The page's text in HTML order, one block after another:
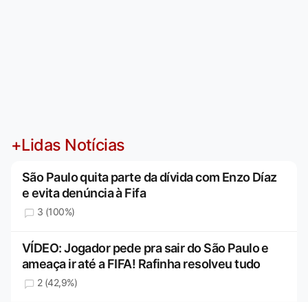
+Lidas Notícias
São Paulo quita parte da dívida com Enzo Díaz
e evita denúncia à Fifa
3 (100%)
VÍDEO: Jogador pede pra sair do São Paulo e
ameaça ir até a FIFA! Rafinha resolveu tudo
2 (42,9%)